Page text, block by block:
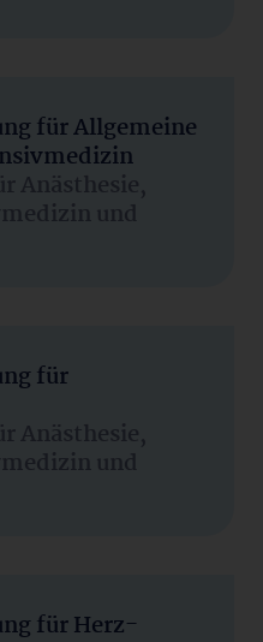
für Allgemeine
Anästhesie,
und
für
Anästhesie,
und
für Herz-